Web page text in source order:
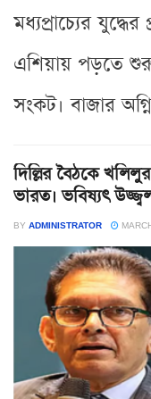
মধ্যপ্রাচ্যের
এশিয়ায় পড়তে শুরু
সংকট। বাজার
দিল্লির বৈঠকে
ভারত। ভবিষ্যৎ
BY ADMINISTRATOR